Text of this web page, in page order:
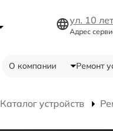
ул. 10
Адрес
О компании Ремонт
Каталог устройств